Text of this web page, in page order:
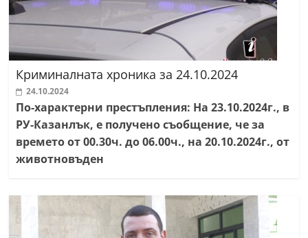
Криминалната хроника за 24.10.2024
24.10.2024
По-характерни престъпления: На 23.10.2024г., в
РУ-Казанлък, е получено съобщение, че за
времето от 00.30ч. до 06.00ч., на 20.10.2024г., от
животновъден